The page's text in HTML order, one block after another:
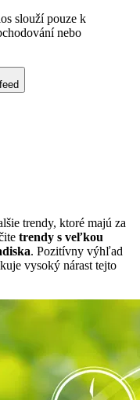
slouží pouze k
nebo
trendy, ktoré majú za
trendy s veľkou
. Pozitívny výhľad
vysoký nárast tejto